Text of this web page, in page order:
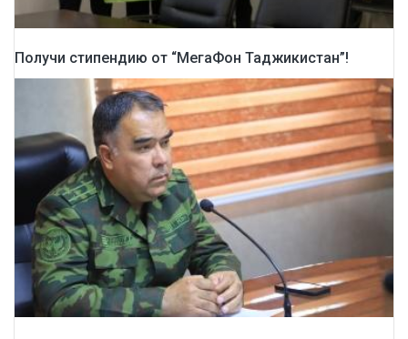
Получи стипендию от “МегаФон Таджикистан”!